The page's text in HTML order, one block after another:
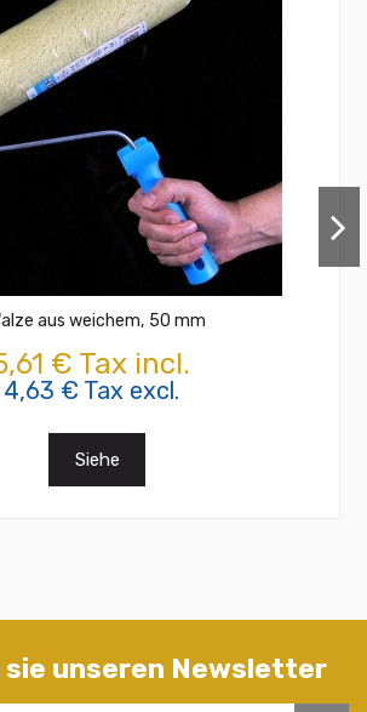
aus weichem, 50 mm
€ Tax incl.
4,63 € Tax excl.
Siehe
sie unseren Newsletter